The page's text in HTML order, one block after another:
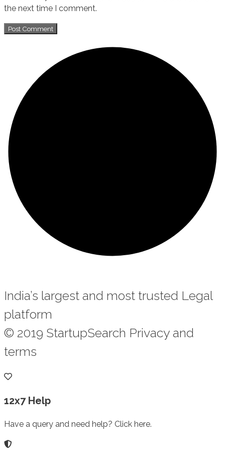
the next time I comment.
India’s largest and most trusted Legal
platform
© 2019 StartupSearch Privacy and
terms
12x7 Help
Have a query and need help? Click here.